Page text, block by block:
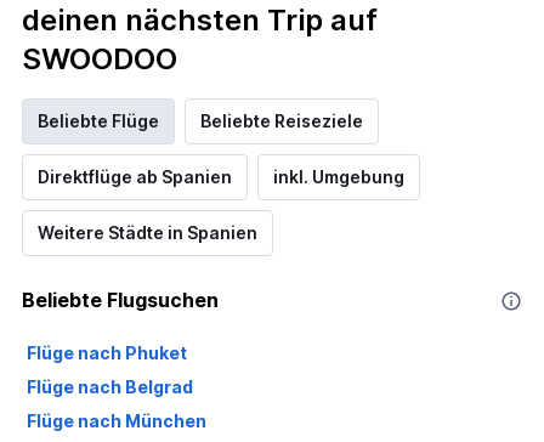
deinen nächsten Trip auf
SWOODOO
Beliebte Flüge Beliebte Reiseziele
Direktflüge ab Spanien inkl. Umgebung
Weitere Städte in Spanien
Beliebte Flugsuchen
Flüge nach Phuket
Flüge nach Belgrad
Flüge nach München